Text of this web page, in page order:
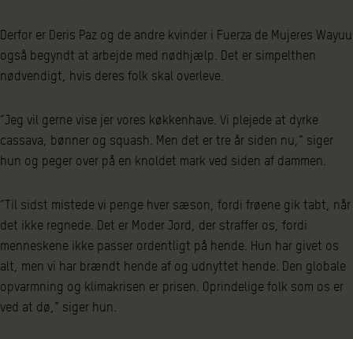
Derfor er Deris Paz og de andre kvinder i Fuerza de Mujeres Wayuu
også begyndt at arbejde med nødhjælp. Det er simpelthen
nødvendigt, hvis deres folk skal overleve.
”Jeg vil gerne vise jer vores køkkenhave. Vi plejede at dyrke
cassava, bønner og squash. Men det er tre år siden nu,” siger
hun og peger over på en knoldet mark ved siden af dammen.
”Til sidst mistede vi penge hver sæson, fordi frøene gik tabt, når
det ikke regnede. Det er Moder Jord, der straffer os, fordi
menneskene ikke passer ordentligt på hende. Hun har givet os
alt, men vi har brændt hende af og udnyttet hende. Den globale
opvarmning og klimakrisen er prisen. Oprindelige folk som os er
ved at dø,” siger hun.